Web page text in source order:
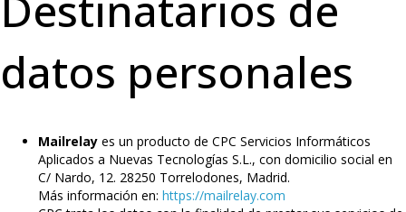
datos personales
Mailrelay es un producto de CPC Servicios Informáticos
Aplicados a Nuevas Tecnologías S.L., con domicilio social en
C/ Nardo, 12. 28250 Torrelodones, Madrid.
Más información en: https://mailrelay.com